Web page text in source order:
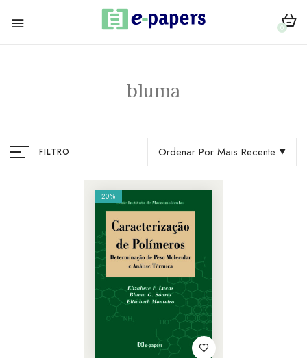
0
bluma
FILTRO Ordenar Por Mais Recente
20%